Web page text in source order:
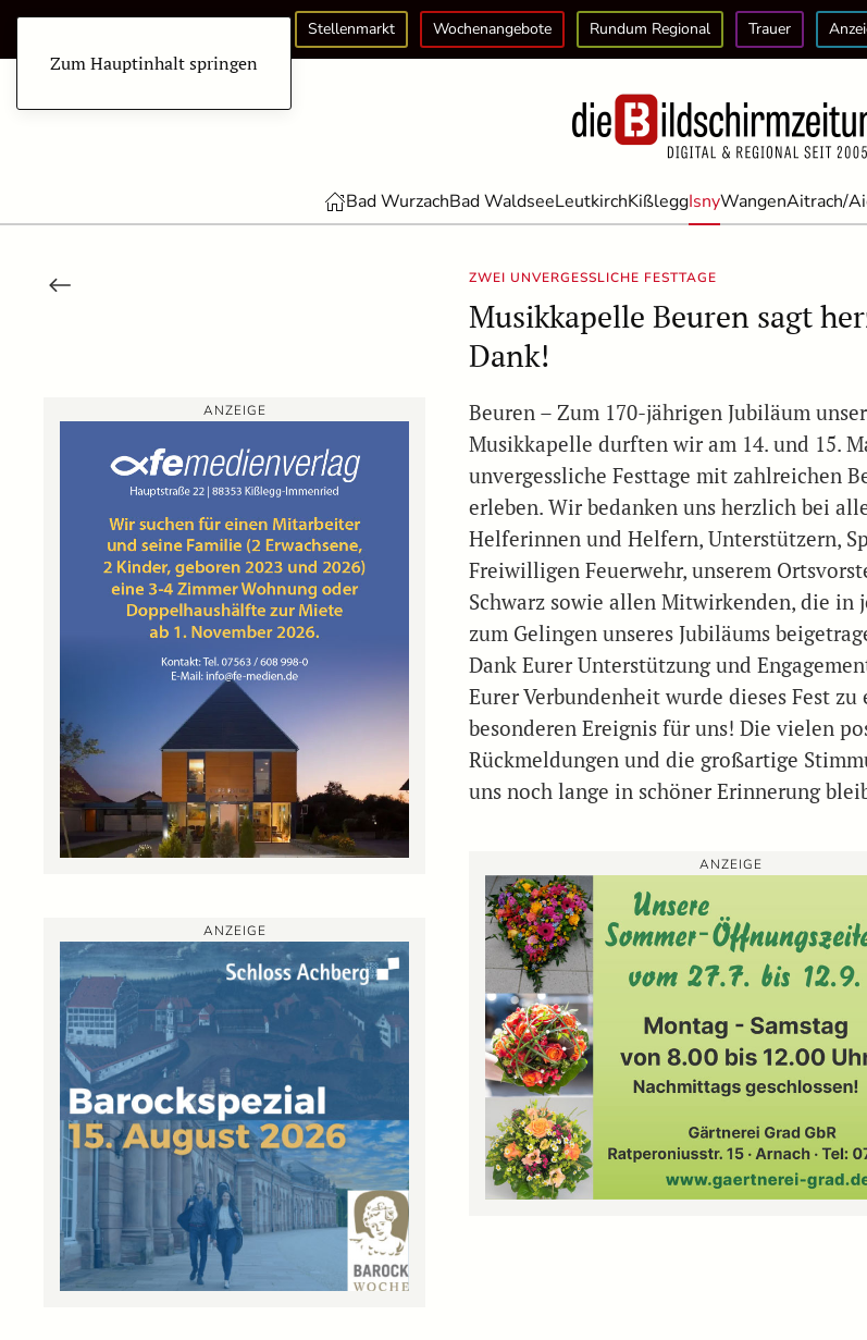
Zum Hauptinhalt springen
Stellenmarkt Wochenangebote Rundum Regional Trauer
Bad WurzachBad WaldseeLeutkirchKißleggIsnyWangenAitrach/
ZWEI UNVERGESSLICHE FESTTAGE
Musikkapelle Beuren sagt
Dank!
ANZEIGE
ANZEIGE
Beuren – Zum 170-jährigen Jubiläum
Musikkapelle durften wir am 14. und 15.
unvergessliche Festtage mit zahlreichen
erleben. Wir bedanken uns herzlich bei
Helferinnen und Helfern, Unterstützern,
Freiwilligen Feuerwehr, unserem
Schwarz sowie allen Mitwirkenden, die in
zum Gelingen unseres Jubiläums
Dank Eurer Unterstützung und
Eurer Verbundenheit wurde dieses Fest zu
besonderen Ereignis für uns! Die vielen
Rückmeldungen und die großartige
uns noch lange in schöner Erinnerung
ANZEIGE